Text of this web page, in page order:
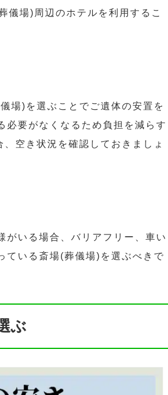
儀場)周辺のホテルを利用するこ
場)を選ぶことでご遺体の安置を
必要がなくなるため負担を減らす
空き状況を確認しておきましょ
がいる場合、バリアフリー、車い
ている斎場(葬儀場)を選ぶべきで
ぶ